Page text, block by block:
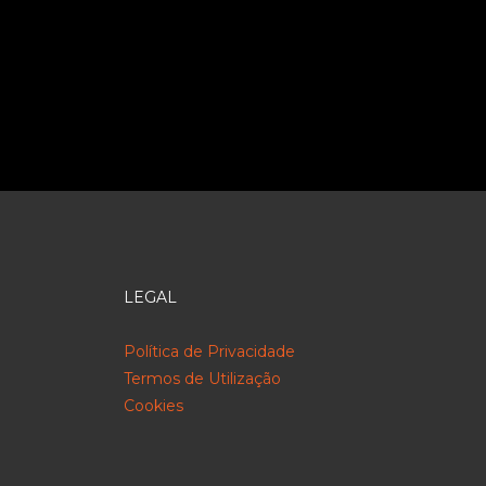
LEGAL
Política de Privacidade
Termos de Utilização
Cookies